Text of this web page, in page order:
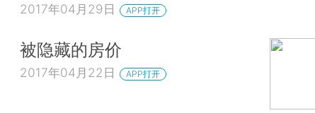
2017年04月29日 APP打开
被隐藏的房价
2017年04月22日 APP打开